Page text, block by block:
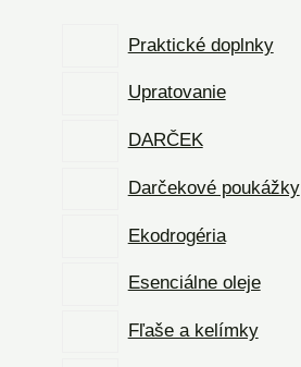
Praktické doplnky
Upratovanie
DARČEK
Darčekové poukážky
Ekodrogéria
Esenciálne oleje
Fľaše a kelímky